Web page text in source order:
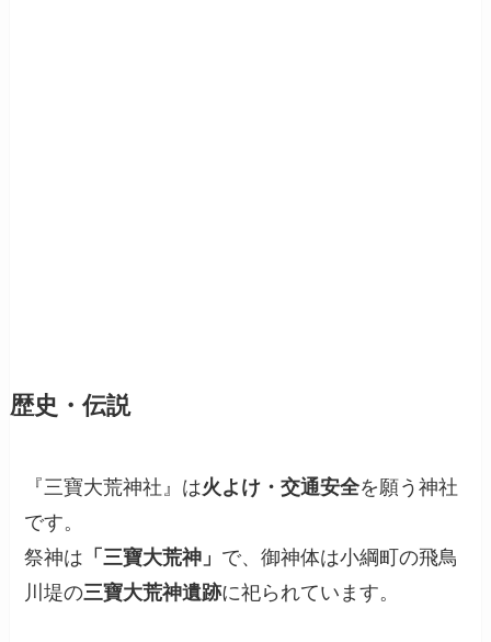
歴史・伝説
『三寶大荒神社』は火よけ・交通安全を願う神社
です。
祭神は 「三寶大荒神」 で、御神体は小綱町の飛鳥
川堤の三寶大荒神遺跡に祀られています。